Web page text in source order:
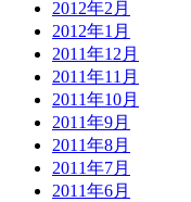
2012年2月
2012年1月
2011年12月
2011年11月
2011年10月
2011年9月
2011年8月
2011年7月
2011年6月